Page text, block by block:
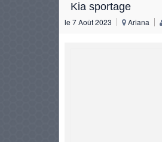
Kia sportage
le 7 Août 2023 Ariana